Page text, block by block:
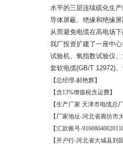
水平的三层连续硫化生
导体屏蔽、绝缘和绝缘
从而避免电缆在高电场
我厂投资扩建了一座中
试验机、氧指数试验仪
套软电缆(GB/T 12972)
【总经理-郝艳辉】
【含13%增值税含运费】
【生产厂家 天津市电缆总
【厂家地址-河北省廊坊市
【汇款账号-
【开户行-河北省大城县刘